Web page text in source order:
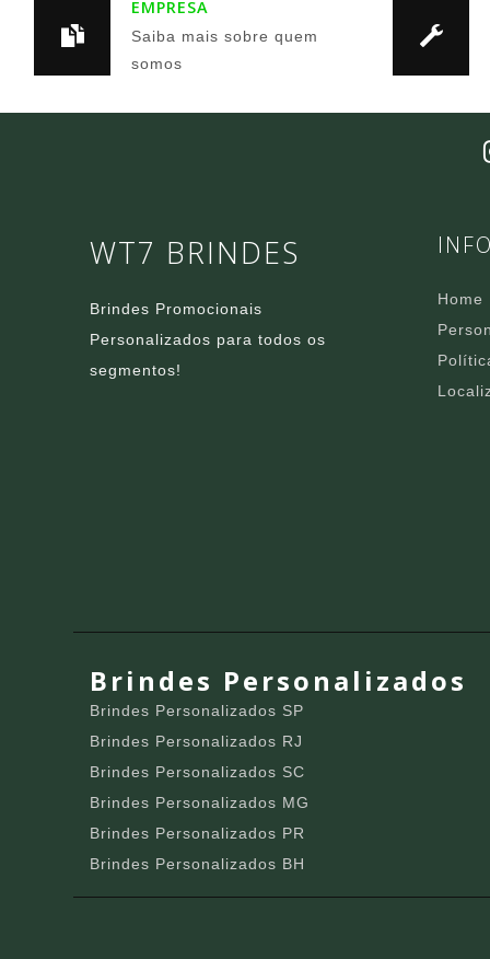
EMPRESA
Saiba mais sobre quem
somos
WT7 BRINDES
Brindes Promocionais
Personalizados para todos os
segmentos!
Home
Brindes Personalizados
Brindes Personalizados SP
Brindes Personalizados RJ
Brindes Personalizados SC
Brindes Personalizados MG
Brindes Personalizados PR
Brindes Personalizados BH